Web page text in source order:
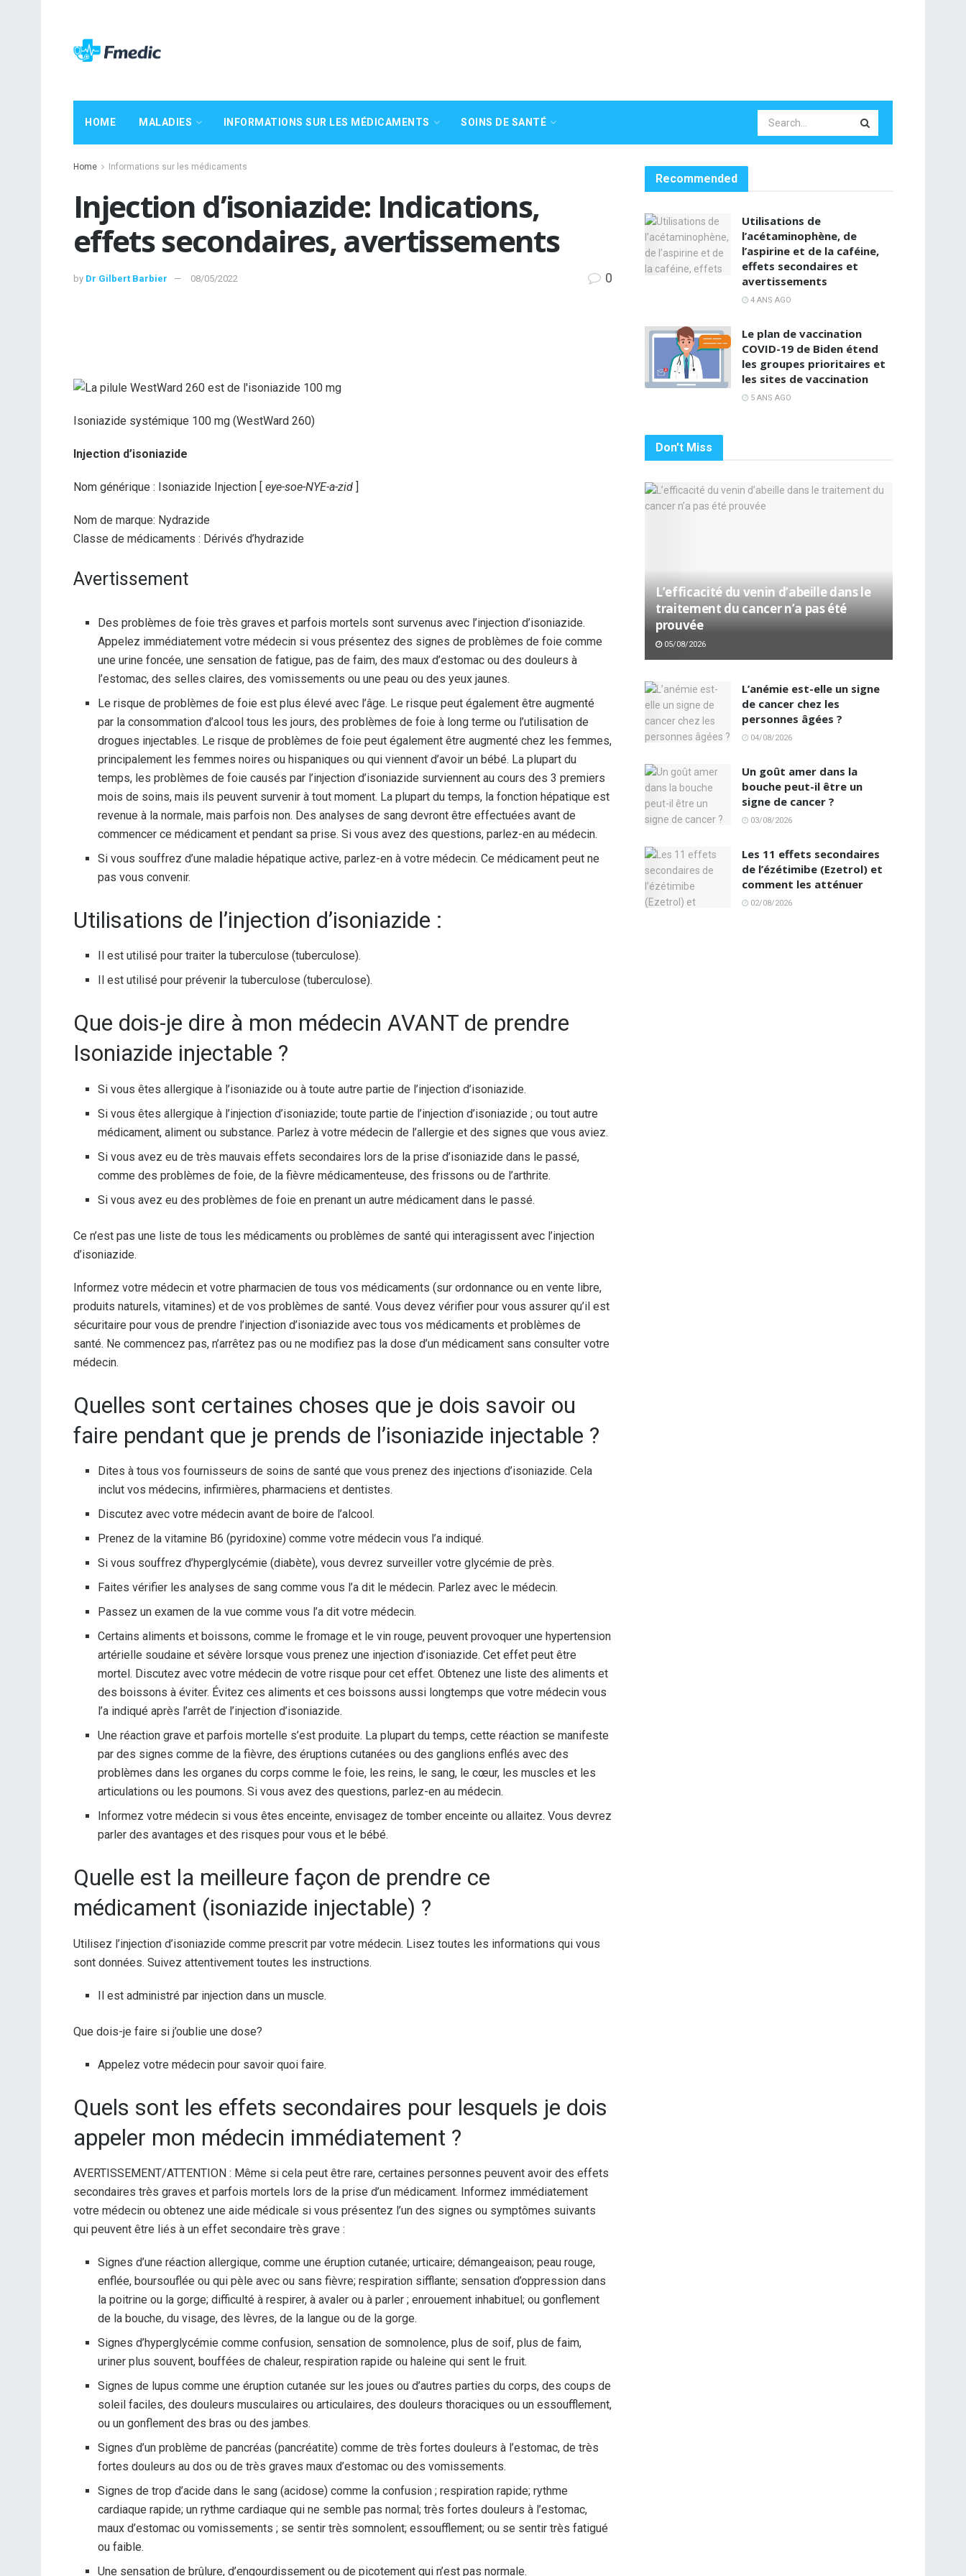
HOME MALADIES INFORMATIONS SUR LES MÉDICAMENTS SOINS DE SANTÉ
Home Informations sur les médicaments
Injection d’isoniazide: Indications,
effets secondaires, avertissements
by Dr Gilbert Barbier 08/05/2022 0
Isoniazide systémique 100 mg (WestWard 260)
Injection d’isoniazide
Nom générique : Isoniazide Injection [ eye-soe-NYE-a-zid ]
Nom de marque: Nydrazide
Classe de médicaments : Dérivés d’hydrazide
Avertissement
Des problèmes de foie très graves et parfois mortels sont survenus avec l’injection d’isoniazide.
Appelez immédiatement votre médecin si vous présentez des signes de problèmes de foie comme
une urine foncée, une sensation de fatigue, pas de faim, des maux d’estomac ou des douleurs à
l’estomac, des selles claires, des vomissements ou une peau ou des yeux jaunes.
Le risque de problèmes de foie est plus élevé avec l’âge. Le risque peut également être augmenté
par la consommation d’alcool tous les jours, des problèmes de foie à long terme ou l’utilisation de
drogues injectables. Le risque de problèmes de foie peut également être augmenté chez les femmes,
principalement les femmes noires ou hispaniques ou qui viennent d’avoir un bébé. La plupart du
temps, les problèmes de foie causés par l’injection d’isoniazide surviennent au cours des 3 premiers
mois de soins, mais ils peuvent survenir à tout moment. La plupart du temps, la fonction hépatique est
revenue à la normale, mais parfois non. Des analyses de sang devront être effectuées avant de
commencer ce médicament et pendant sa prise. Si vous avez des questions, parlez-en au médecin.
Si vous souffrez d’une maladie hépatique active, parlez-en à votre médecin. Ce médicament peut ne
pas vous convenir.
Utilisations de l’injection d’isoniazide :
Il est utilisé pour traiter la tuberculose (tuberculose).
Il est utilisé pour prévenir la tuberculose (tuberculose).
Que dois-je dire à mon médecin AVANT de prendre
Isoniazide injectable ?
Si vous êtes allergique à l’isoniazide ou à toute autre partie de l’injection d’isoniazide.
Si vous êtes allergique à l’injection d’isoniazide; toute partie de l’injection d’isoniazide ; ou tout autre
médicament, aliment ou substance. Parlez à votre médecin de l’allergie et des signes que vous aviez.
Si vous avez eu de très mauvais effets secondaires lors de la prise d’isoniazide dans le passé,
comme des problèmes de foie, de la fièvre médicamenteuse, des frissons ou de l’arthrite.
Si vous avez eu des problèmes de foie en prenant un autre médicament dans le passé.
Ce n’est pas une liste de tous les médicaments ou problèmes de santé qui interagissent avec l’injection
d’isoniazide.
Informez votre médecin et votre pharmacien de tous vos médicaments (sur ordonnance ou en vente libre,
produits naturels, vitamines) et de vos problèmes de santé. Vous devez vérifier pour vous assurer qu’il est
sécuritaire pour vous de prendre l’injection d’isoniazide avec tous vos médicaments et problèmes de
santé. Ne commencez pas, n’arrêtez pas ou ne modifiez pas la dose d’un médicament sans consulter votre
médecin.
Quelles sont certaines choses que je dois savoir ou
faire pendant que je prends de l’isoniazide injectable ?
Dites à tous vos fournisseurs de soins de santé que vous prenez des injections d’isoniazide. Cela
inclut vos médecins, infirmières, pharmaciens et dentistes.
Discutez avec votre médecin avant de boire de l’alcool.
Prenez de la vitamine B6 (pyridoxine) comme votre médecin vous l’a indiqué.
Si vous souffrez d’hyperglycémie (diabète), vous devrez surveiller votre glycémie de près.
Faites vérifier les analyses de sang comme vous l’a dit le médecin. Parlez avec le médecin.
Passez un examen de la vue comme vous l’a dit votre médecin.
Certains aliments et boissons, comme le fromage et le vin rouge, peuvent provoquer une hypertension
artérielle soudaine et sévère lorsque vous prenez une injection d’isoniazide. Cet effet peut être
mortel. Discutez avec votre médecin de votre risque pour cet effet. Obtenez une liste des aliments et
des boissons à éviter. Évitez ces aliments et ces boissons aussi longtemps que votre médecin vous
l’a indiqué après l’arrêt de l’injection d’isoniazide.
Une réaction grave et parfois mortelle s’est produite. La plupart du temps, cette réaction se manifeste
par des signes comme de la fièvre, des éruptions cutanées ou des ganglions enflés avec des
problèmes dans les organes du corps comme le foie, les reins, le sang, le cœur, les muscles et les
articulations ou les poumons. Si vous avez des questions, parlez-en au médecin.
Informez votre médecin si vous êtes enceinte, envisagez de tomber enceinte ou allaitez. Vous devrez
parler des avantages et des risques pour vous et le bébé.
Quelle est la meilleure façon de prendre ce
médicament (isoniazide injectable) ?
Utilisez l’injection d’isoniazide comme prescrit par votre médecin. Lisez toutes les informations qui vous
sont données. Suivez attentivement toutes les instructions.
Il est administré par injection dans un muscle.
Que dois-je faire si j’oublie une dose?
Appelez votre médecin pour savoir quoi faire.
Quels sont les effets secondaires pour lesquels je dois
appeler mon médecin immédiatement ?
AVERTISSEMENT/ATTENTION : Même si cela peut être rare, certaines personnes peuvent avoir des effets
secondaires très graves et parfois mortels lors de la prise d’un médicament. Informez immédiatement
votre médecin ou obtenez une aide médicale si vous présentez l’un des signes ou symptômes suivants
qui peuvent être liés à un effet secondaire très grave :
Signes d’une réaction allergique, comme une éruption cutanée; urticaire; démangeaison; peau rouge,
enflée, boursouflée ou qui pèle avec ou sans fièvre; respiration sifflante; sensation d’oppression dans
la poitrine ou la gorge; difficulté à respirer, à avaler ou à parler ; enrouement inhabituel; ou gonflement
de la bouche, du visage, des lèvres, de la langue ou de la gorge.
Signes d’hyperglycémie comme confusion, sensation de somnolence, plus de soif, plus de faim,
uriner plus souvent, bouffées de chaleur, respiration rapide ou haleine qui sent le fruit.
Signes de lupus comme une éruption cutanée sur les joues ou d’autres parties du corps, des coups de
soleil faciles, des douleurs musculaires ou articulaires, des douleurs thoraciques ou un essoufflement,
ou un gonflement des bras ou des jambes.
Signes d’un problème de pancréas (pancréatite) comme de très fortes douleurs à l’estomac, de très
fortes douleurs au dos ou de très graves maux d’estomac ou des vomissements.
Signes de trop d’acide dans le sang (acidose) comme la confusion ; respiration rapide; rythme
cardiaque rapide; un rythme cardiaque qui ne semble pas normal; très fortes douleurs à l’estomac,
maux d’estomac ou vomissements ; se sentir très somnolent; essoufflement; ou se sentir très fatigué
ou faible.
Une sensation de brûlure, d’engourdissement ou de picotement qui n’est pas normale.
Recommended
Utilisations de
l’acétaminophène, de
l’aspirine et de la caféine,
effets secondaires et
avertissements
4 ANS AGO
Le plan de vaccination
COVID-19 de Biden étend
les groupes prioritaires et
les sites de vaccination
5 ANS AGO
Don't Miss
L’efficacité du venin d’abeille dans le
traitement du cancer n’a pas été
prouvée
05/08/2026
L’anémie est-elle un signe
de cancer chez les
personnes âgées ?
04/08/2026
Un goût amer dans la
bouche peut-il être un
signe de cancer ?
03/08/2026
Les 11 effets secondaires
de l’ézétimibe (Ezetrol) et
comment les atténuer
02/08/2026